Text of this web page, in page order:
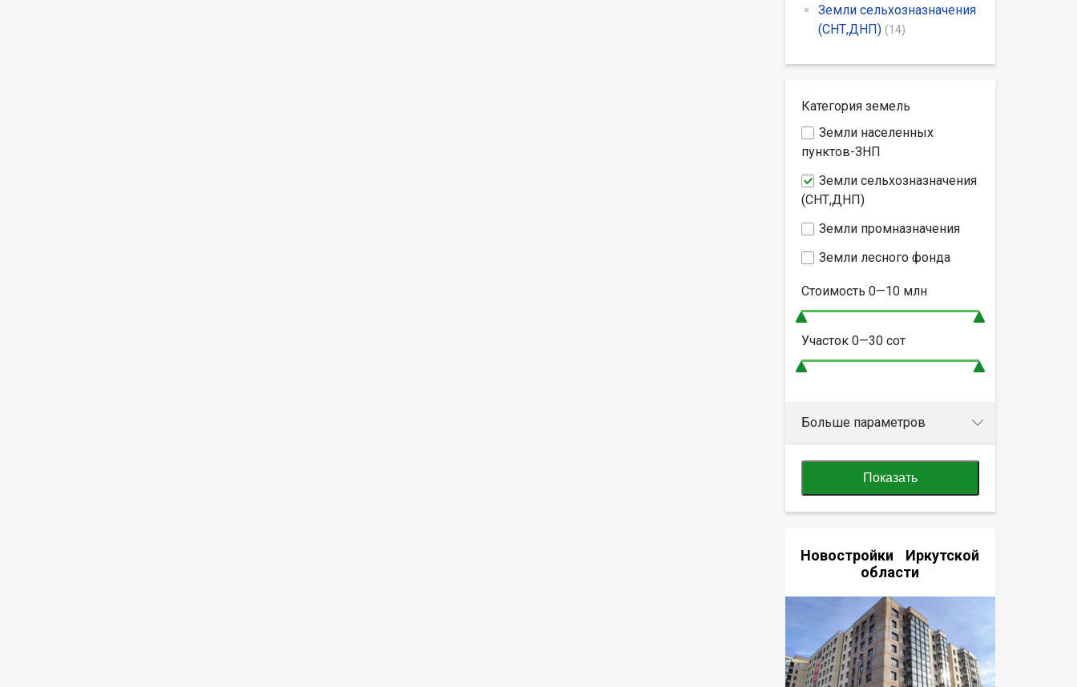
Земли сельхозназначения
(СНТ,ДНП) (14)
Категория земель
Земли населенных
пунктов-ЗНП
Земли сельхозназначения
(СНТ,ДНП)
Земли промназначения
Земли лесного фонда
Стоимость 0—10млн
Участок 0—30сот
Больше параметров
Показать
Новостройки Иркутской
области